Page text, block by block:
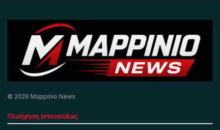
© 2026 Mappinio News
Πλοήγηση Ιστοσελίδας